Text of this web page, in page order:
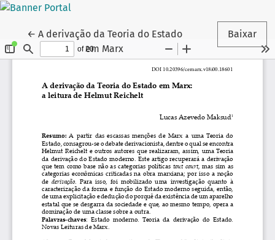
← Voltar aos Detalhes do Artigo
A derivação da Teoria do Estado
em Marx
Baixar